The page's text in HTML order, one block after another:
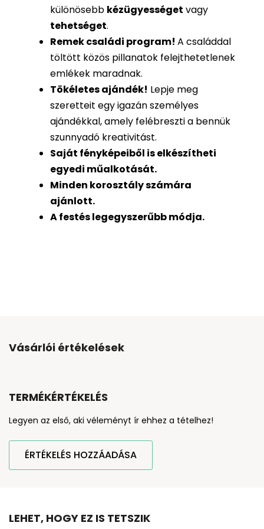
különösebb kézügyességet vagy
tehetséget.
Remek családi program! A családdal
töltött közös pillanatok felejthetetlenek
emlékek maradnak.
Tökéletes ajándék! Lepje meg
szeretteit egy igazán személyes
ajándékkal, amely felébreszti a bennük
szunnyadó kreativitást.
Saját fényképeiből iselkészítheti
egyedi műalkotását.
Minden korosztály számára
ajánlott.
A festés legegyszerűbb módja.
Vásárlói értékelések
TERMÉKÉRTÉKELÉS
Legyen az első, aki véleményt ír ehhez a tételhez!
ÉRTÉKELÉS HOZZÁADÁSA
LEHET, HOGY EZ IS TETSZIK